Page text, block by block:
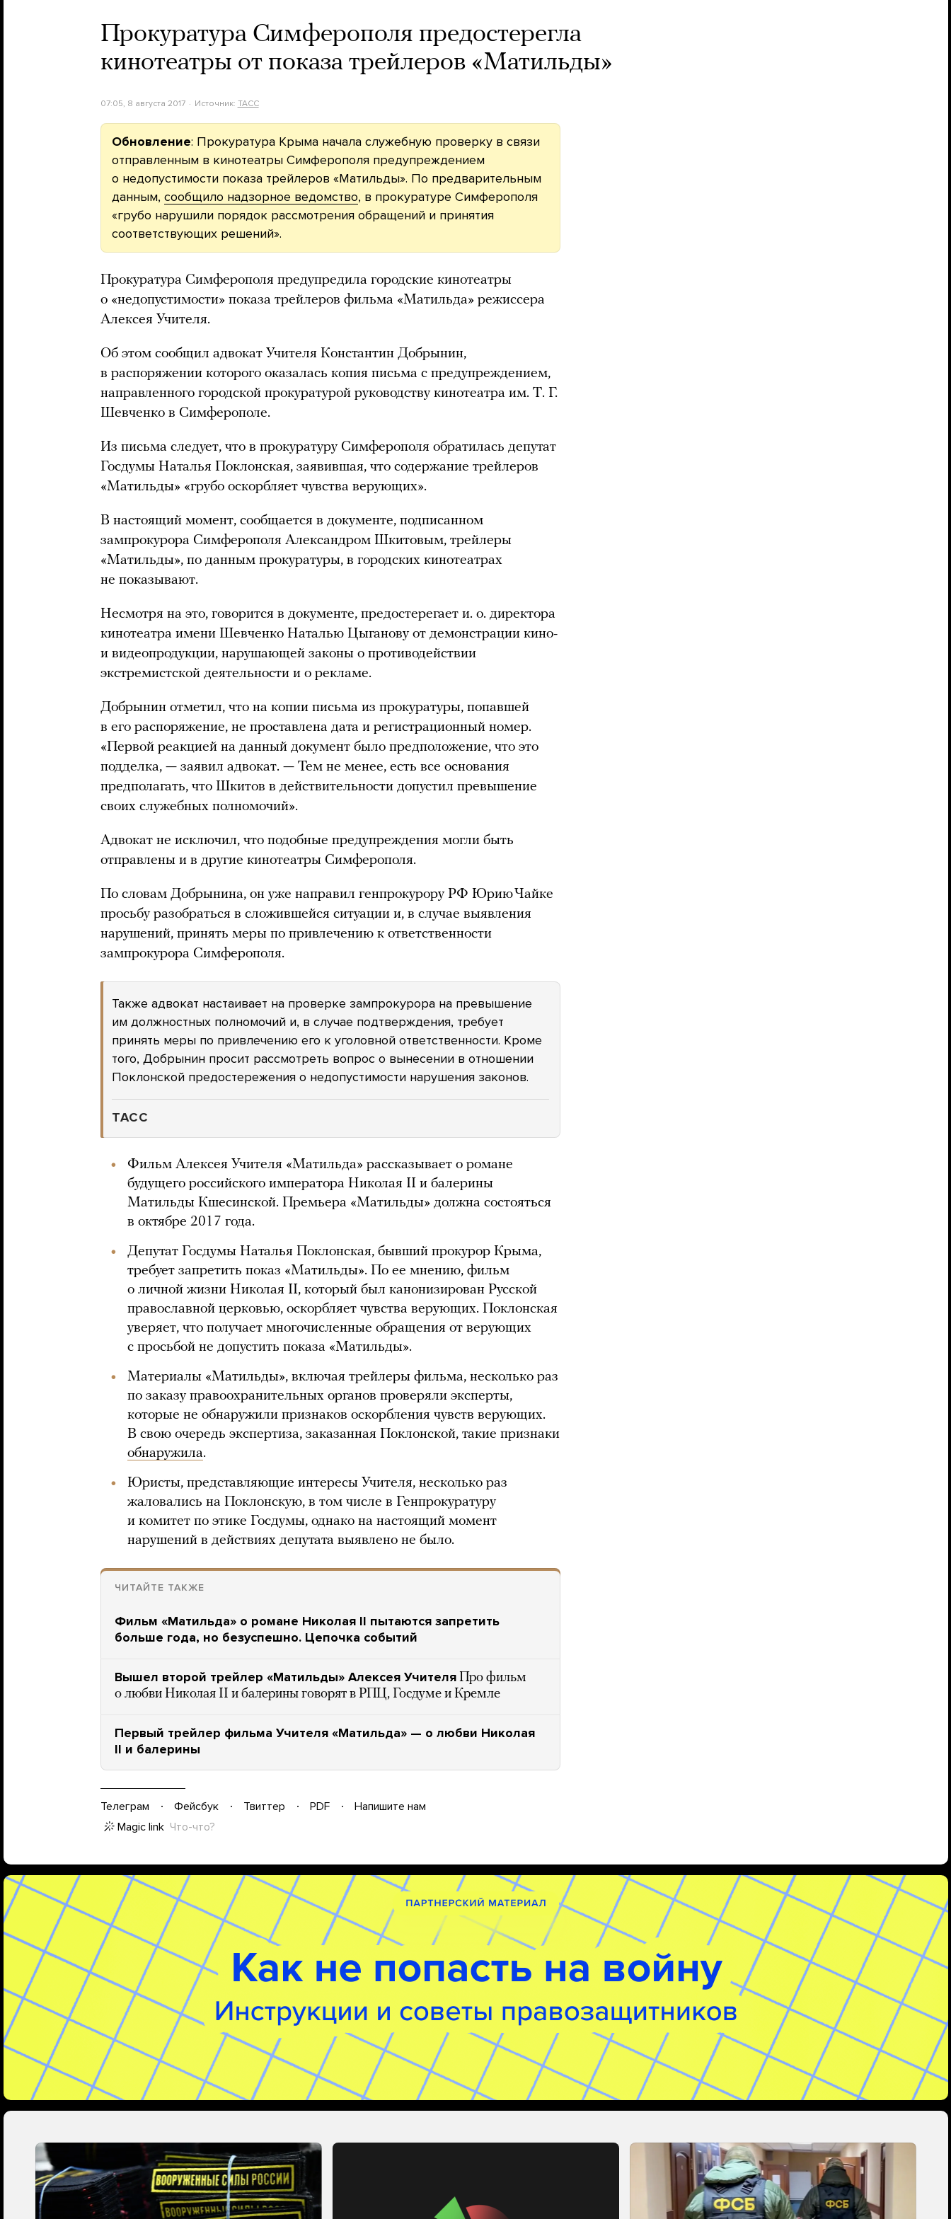
Прокуратура Симферополя предостерегла
кинотеатры от показа трейлеров «Матильды»
07:05, 8 августа 2017 Источник: ТАСС
Обновление: Прокуратура Крыма начала служебную проверку в связи
отправленным в кинотеатры Симферополя предупреждением
о недопустимости показа трейлеров «Матильды». По предварительным
данным, сообщило надзорное ведомство, в прокуратуре Симферополя
«грубо нарушили порядок рассмотрения обращений и принятия
соответствующих решений».
Прокуратура Симферополя предупредила городские кинотеатры
о «недопустимости» показа трейлеров фильма «Матильда» режиссера
Алексея Учителя.
Об этом сообщил адвокат Учителя Константин Добрынин,
в распоряжении которого оказалась копия письма с предупреждением,
направленного городской прокуратурой руководству кинотеатра им. Т. Г.
Шевченко в Симферополе.
Из письма следует, что в прокуратуру Симферополя обратилась депутат
Госдумы Наталья Поклонская, заявившая, что содержание трейлеров
«Матильды» «грубо оскорбляет чувства верующих».
В настоящий момент, сообщается в документе, подписанном
зампрокурора Симферополя Александром Шкитовым, трейлеры
«Матильды», по данным прокуратуры, в городских кинотеатрах
не показывают.
Несмотря на это, говорится в документе, предостерегает и. о. директора
кинотеатра имени Шевченко Наталью Цыганову от демонстрации кино-
и видеопродукции, нарушающей законы о противодействии
экстремистской деятельности и о рекламе.
Добрынин отметил, что на копии письма из прокуратуры, попавшей
в его распоряжение, не проставлена дата и регистрационный номер.
«Первой реакцией на данный документ было предположение, что это
подделка, — заявил адвокат. — Тем не менее, есть все основания
предполагать, что Шкитов в действительности допустил превышение
своих служебных полномочий».
Адвокат не исключил, что подобные предупреждения могли быть
отправлены и в другие кинотеатры Симферополя.
По словам Добрынина, он уже направил генпрокурору РФ Юрию Чайке
просьбу разобраться в сложившейся ситуации и, в случае выявления
нарушений, принять меры по привлечению к ответственности
зампрокурора Симферополя.
Также адвокат настаивает на проверке зампрокурора на превышение
им должностных полномочий и, в случае подтверждения, требует
принять меры по привлечению его к уголовной ответственности. Кроме
того, Добрынин просит рассмотреть вопрос о вынесении в отношении
Поклонской предостережения о недопустимости нарушения законов.
ТАСС
Фильм Алексея Учителя «Матильда» рассказывает о романе
будущего российского императора Николая II и балерины
Матильды Кшесинской. Премьера «Матильды» должна состояться
в октябре 2017 года.
Депутат Госдумы Наталья Поклонская, бывший прокурор Крыма,
требует запретить показ «Матильды». По ее мнению, фильм
о личной жизни Николая II, который был канонизирован Русской
православной церковью, оскорбляет чувства верующих. Поклонская
уверяет, что получает многочисленные обращения от верующих
с просьбой не допустить показа «Матильды».
Материалы «Матильды», включая трейлеры фильма, несколько раз
по заказу правоохранительных органов проверяли эксперты,
которые не обнаружили признаков оскорбления чувств верующих.
В свою очередь экспертиза, заказанная Поклонской, такие признаки
обнаружила.
Юристы, представляющие интересы Учителя, несколько раз
жаловались на Поклонскую, в том числе в Генпрокуратуру
и комитет по этике Госдумы, однако на настоящий момент
нарушений в действиях депутата выявлено не было.
ЧИТАЙТЕ ТАКЖЕ
Фильм «Матильда» о романе Николая II пытаются запретить
больше года, но безуспешно. Цепочка событий
Вышел второй трейлер «Матильды» Алексея Учителя Про фильм
о любви Николая II и балерины говорят в РПЦ, Госдуме и Кремле
Первый трейлер фильма Учителя «Матильда» — о любви Николая
II и балерины
Телеграм Фейсбук Твиттер PDF
Напишите нам
Magic link Что-что?